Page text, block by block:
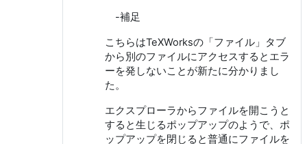
-補足
こちらはTeXWorksの「ファイル」タブ
から別のファイルにアクセスするとエラ
ーを発しないことが新たに分かりまし
た。
エクスプローラからファイルを開こうと
すると生じるポップアップのようで、ポ
ップアップを閉じると普通にファイルを